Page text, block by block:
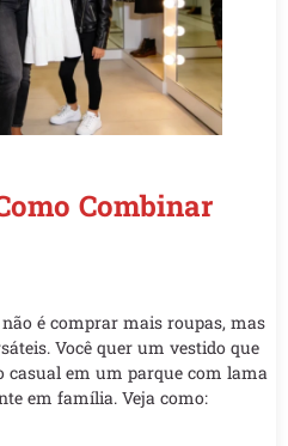
Combinar
é comprar mais roupas, mas
Você quer um vestido que
em um parque com lama
em família. Veja como: